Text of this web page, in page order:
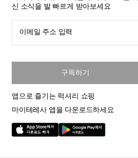
신 소식을 발 빠르게 받아보세요
이메일 주소 입력
구독하기
앱으로 즐기는 럭셔리 쇼핑
마이테레사 앱을 다운로드하세요